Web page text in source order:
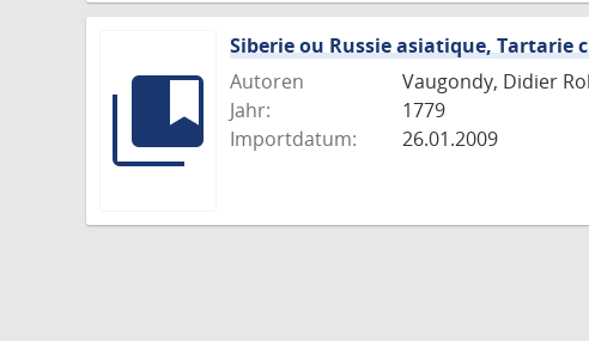
Siberie ou Russie asiatique, Tartarie
Autoren
Vaugondy, Didier
Jahr:
1779
Importdatum:
26.01.2009